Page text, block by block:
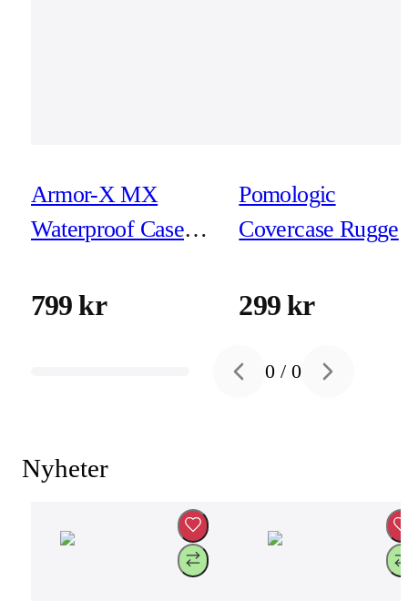
Armor-X MX
Waterproof Case
799 kr
Pomologic
Covercase
W/Magsafe
299 kr
Previous slide
0 /0 Next slide
Nyheter